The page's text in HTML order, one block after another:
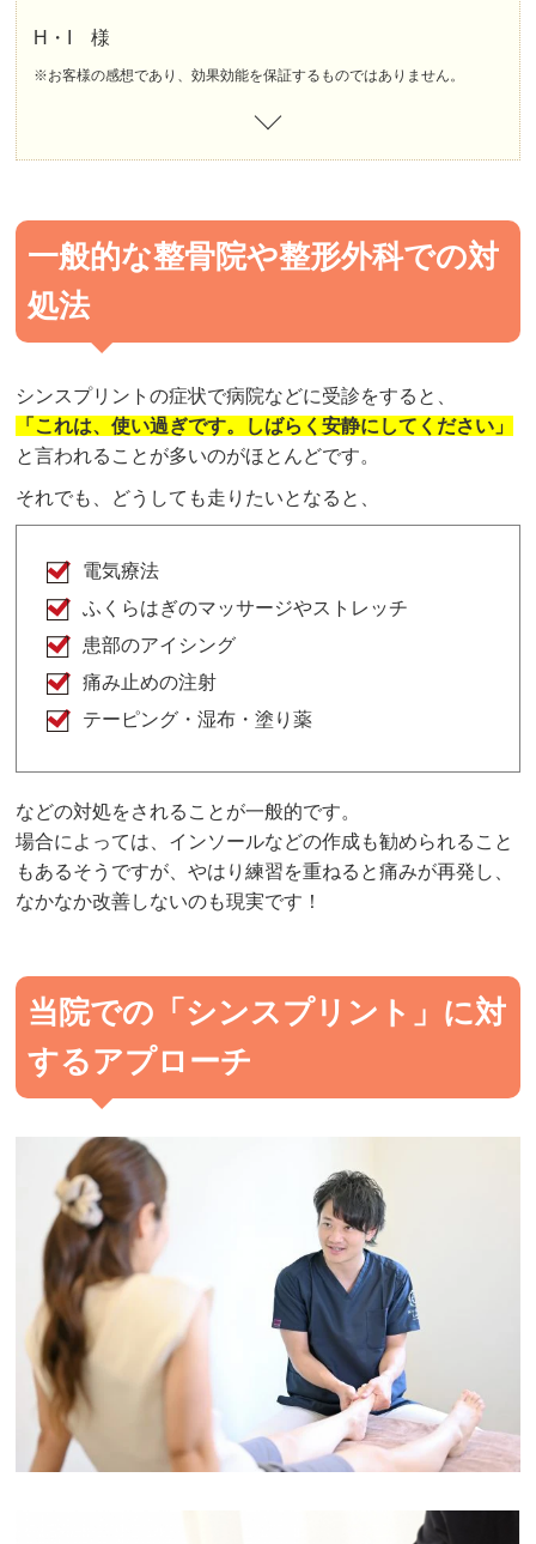
H・I 様
※お客様の感想であり、効果効能を保証するものではありません。
一般的な整骨院や整形外科での対
処法
シンスプリントの症状で病院などに受診をすると、
「これは、使い過ぎです。しばらく安静にしてください」
と言われることが多いのがほとんどです。
それでも、どうしても走りたいとなると、
電気療法
ふくらはぎのマッサージやストレッチ
患部のアイシング
痛み止めの注射
テーピング・湿布・塗り薬
などの対処をされることが一般的です。
場合によっては、インソールなどの作成も勧められること
もあるそうですが、やはり練習を重ねると痛みが再発し、
なかなか改善しないのも現実です！
当院での「シンスプリント」に対
するアプローチ